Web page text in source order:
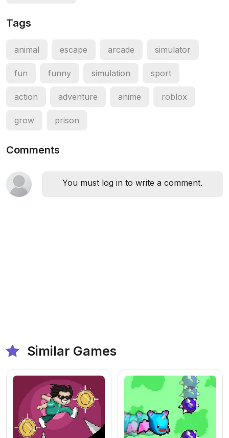
Tags
animal escape arcade simulator
fun funny simulation sport
action adventure anime roblox
grow prison
Comments
You must log in to write a comment.
Similar Games